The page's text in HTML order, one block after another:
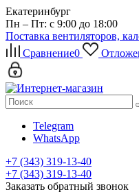
Екатеринбург
Пн – Пт: с 9:00 до 18:00
Поставка вентиляторов,
Сравнение0
Telegram
WhatsApp
+7 (343) 319-13-40
+7 (343) 319-13-40
Заказать обратный звонок